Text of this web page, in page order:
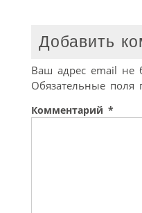
Добавить
Ваш адрес email не
Обязательные поля
Комментарий *